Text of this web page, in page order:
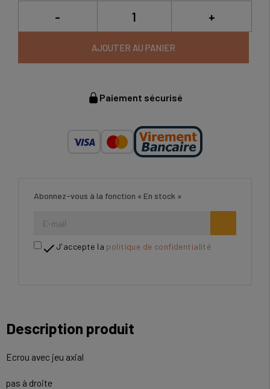
- +
AJOUTER AU PANIER
Paiement sécurisé
Abonnez-vous à la fonction « En stock »
 J'accepte la politique de confidentialité
Description produit
Ecrou avec jeu axial
pas à droite